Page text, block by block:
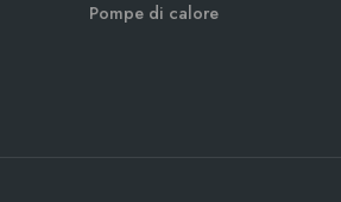
Pompe di calore